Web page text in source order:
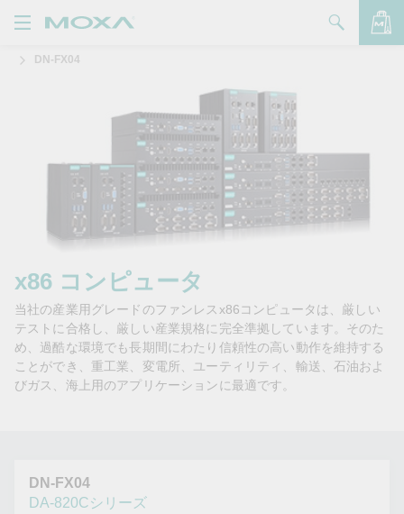
品
について
問い合わせ
ートナー・ゾーン
Moxa
DN-FX04
x86 コンピュータ
当社の産業用グレードのファンレスx86コンピュータは、厳しい
テストに合格し、厳しい産業規格に完全準拠しています。そのた
め、過酷な環境でも長期間にわたり信頼性の高い動作を維持する
ことができ、重工業、変電所、ユーティリティ、輸送、石油およ
びガス、海上用のアプリケーションに最適です。
DN-FX04
DA-820Cシリーズ